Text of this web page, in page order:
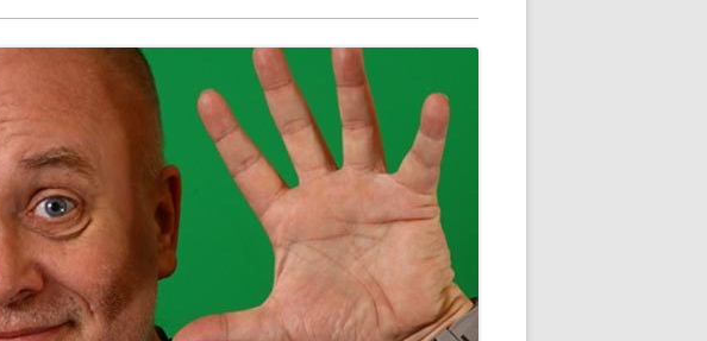
REFERENZEN ERFAHRUNGEN UND
NEWSLETTER
DOWNLOADS
FAQ
DATENSCHUTZ
IMPRESSUM